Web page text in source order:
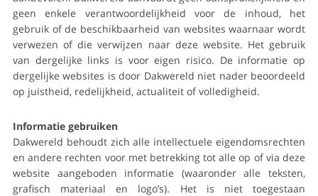
geen enkele verantwoordelijkheid voor de inhoud, het
gebruik of de beschikbaarheid van websites waarnaar wordt
verwezen of die verwijzen naar deze website. Het gebruik
van dergelijke links is voor eigen risico. De informatie op
dergelijke websites is door Dakwereld niet nader beoordeeld
op juistheid, redelijkheid, actualiteit of volledigheid.
Informatie gebruiken
Dakwereld behoudt zich alle intellectuele eigendomsrechten
en andere rechten voor met betrekking tot alle op of via deze
website aangeboden informatie (waaronder alle teksten,
grafisch materiaal en logo’s). Het is niet toegestaan